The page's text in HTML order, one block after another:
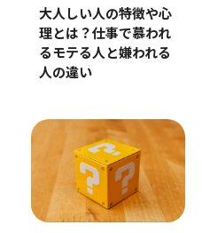
大人しい人の特徴や心
理とは？仕事で慕われ
るモテる人と嫌われる
人の違い